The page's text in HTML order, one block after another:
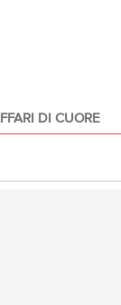
DI CUORE